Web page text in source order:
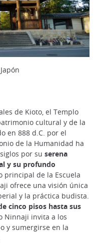
de Kioto, el Templo
cultural y de la
en 888 d.C. por el
de la Humanidad ha
por su serena
y su profundo
principal de la Escuela
ofrece una visión única
y la práctica budista.
cinco pisos hasta sus
Ninnaji invita a los
y sumergirse en la